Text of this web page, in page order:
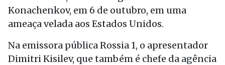
Konachenkov, em 6 de outubro, em uma
ameaça velada aos Estados Unidos.
Na emissora pública Rossia 1, o apresentador
Dimitri Kisilev, que também é chefe da agência